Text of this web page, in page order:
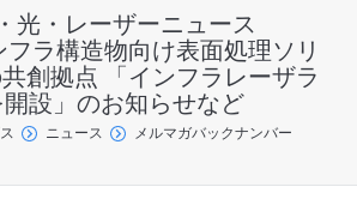
ピックアップ
光基礎・光源
ン
光・レーザーニュース
ラ構造物向け表面処理ソリ
創拠点 「インフラレーザラ
設」のお知らせなど
ニュース メルマガバックナンバー